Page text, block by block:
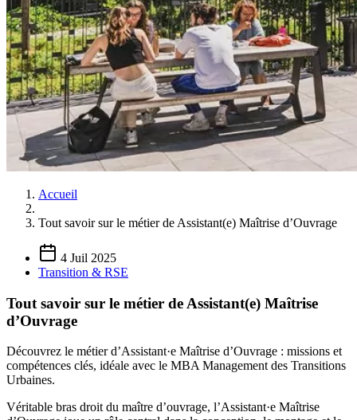
Accueil
Tout savoir sur le métier de Assistant(e) Maîtrise d’Ouvrage
4 Juil 2025
Transition & RSE
Tout savoir sur le métier de Assistant(e) Maîtrise
d’Ouvrage
Découvrez le métier d’Assistant·e Maîtrise d’Ouvrage : missions et
compétences clés, idéale avec le MBA Management des Transitions
Urbaines.
Véritable bras droit du maître d’ouvrage, l’Assistant·e Maîtrise